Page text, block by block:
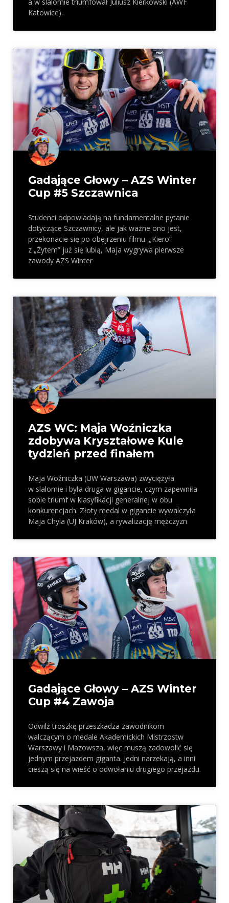
Katowice).
Gadające Głowy – AZS Winter
Cup #5 Szczawnica
Studenci odpowiadają na fundamentalne pytanie
dotyczące Szczawnicy, ale jak ważne ono jest,
przekonacie się po obejrzeniu filmu. „Kiero”
z „Żytem” już się lubią, Maja wygrywa pierwsze
zawody AZS Winter
AZS WC: Maja Woźniczka
zdobywa Kryształowe Kule
tydzień przed finałem
Maja Woźniczka (UW Warszawa) zwyciężyła
w slalomie i była druga w gigancie, czym zapewniła
sobie triumf w klasyfikacji generalnej w obu
konkurencjach. Złoty medal w gigancie wywalczyła
Maja Chyla (UJ Kraków), a rywalizację mężczyzn
Gadające Głowy – AZS Winter
Cup #4 Zawoja
Odwilż troszkę przeszkadza zawodnikom
walczącym o medale Akademickich Mistrzostw
Warszawy i Mazowsza, więc muszą zadowolić się
jednym przejazdem giganta. Jedni narzekają, a inni
cieszą się na wieść o odwołaniu drugiego przejazdu.